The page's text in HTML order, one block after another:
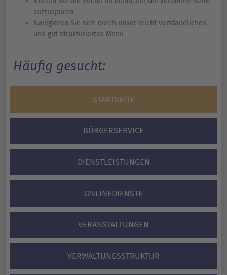
aufzuspüren
Navigieren Sie sich durch unser leicht verständliches
und gut strukturiertes Menü
Häufig gesucht:
STARTSEITE
BÜRGERSERVICE
DIENSTLEISTUNGEN
ONLINEDIENSTE
VERANSTALTUNGEN
VERWALTUNGS­STRUKTUR